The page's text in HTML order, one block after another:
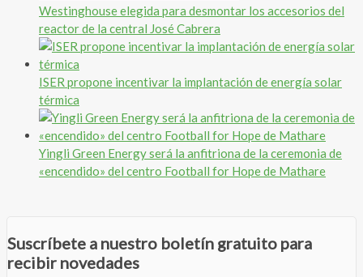
Westinghouse elegida para desmontar los accesorios del
reactor de la central José Cabrera
ISER propone incentivar la implantación de energía solar
térmica
Yingli Green Energy será la anfitriona de la ceremonia de
«encendido» del centro Football for Hope de Mathare
Suscríbete a nuestro boletín gratuito para
recibir novedades